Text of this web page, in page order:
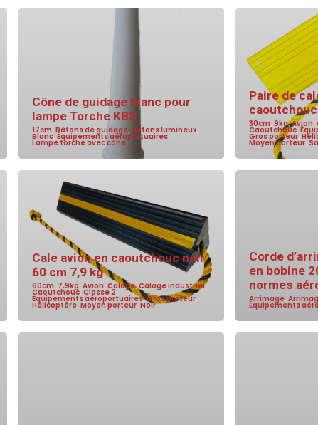
Cône de guidage blanc pour
lampe Torche KBS
17cm Bâtons de guidage, Bâtons lumineux,
Blanc, Équipements aéroportuaires,
Lampe torche avec cône
Paire de
caoutchouc
30cm 9kg,Avion
Caoutchouc,
Gros porteur,
Moyen porteur,
Cale avion en caoutchouc noir
60 cm 7,9 kg
60cm 7,9kg Avion Calage,Câlage industriel,
Caoutchouc, Classe 2
Équipements aéroportuaires,Gros porteur,
Hélicoptère, Moyen porteur, Noir
Corde
en bobine
normes
Arrimage,
Équipements